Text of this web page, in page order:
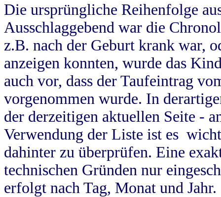
Die ursprüngliche Reihenfolge
Ausschlaggebend war die
z.B. nach der Geburt krank war,
anzeigen konnten, wurde das
auch vor, dass der Taufeintrag
vorgenommen wurde. In
der derzeitigen aktuellen Seite -
Verwendung der Liste ist es
dahinter zu überprüfen. Eine
technischen Gründen nur
erfolgt nach Tag, Monat und Jahr.